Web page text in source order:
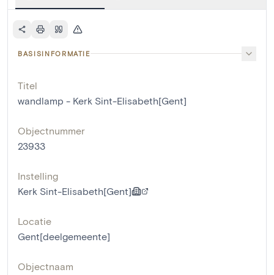
BASISINFORMATIE
Titel
wandlamp - Kerk Sint-Elisabeth[Gent]
Objectnummer
23933
Instelling
Kerk Sint-Elisabeth[Gent]
Locatie
Gent[deelgemeente]
Objectnaam